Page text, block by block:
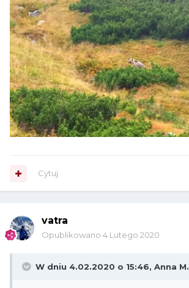
Cytuj
vatra
Opublikowano 4 Lutego 2020
W dniu 4.02.2020 o 15:46, Anna M.